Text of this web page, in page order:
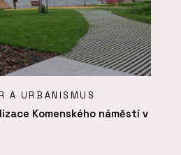
A URBANISMUS
Komenského náměstí v